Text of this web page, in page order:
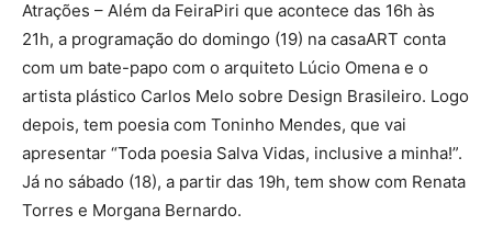
Atrações – Além da FeiraPiri que acontece das 16h às
21h, a programação do domingo (19) na casaART conta
com um bate-papo com o arquiteto Lúcio Omena e o
artista plástico Carlos Melo sobre Design Brasileiro. Logo
depois, tem poesia com Toninho Mendes, que vai
apresentar “Toda poesia Salva Vidas, inclusive a minha!”.
Já no sábado (18), a partir das 19h, tem show com Renata
Torres e Morgana Bernardo.